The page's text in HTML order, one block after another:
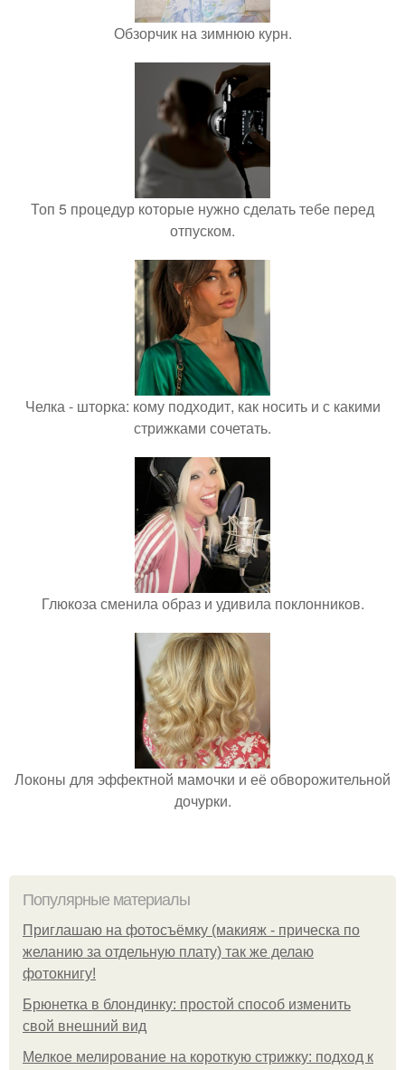
Обзорчик на зимнюю курн.
Топ 5 процедур которые нужно сделать тебе перед
отпуском.
Челка - шторка: кому подходит, как носить и с какими
стрижками сочетать.
Глюкоза сменила образ и удивила поклонников.
Локоны для эффектной мамочки и её обворожительной
дочурки.
Популярные материалы
Приглашаю на фотосъёмку (макияж - прическа по
желанию за отдельную плату) так же делаю
фотокнигу!
Брюнетка в блондинку: простой способ изменить
свой внешний вид
Мелкое мелирование на короткую стрижку: подход к